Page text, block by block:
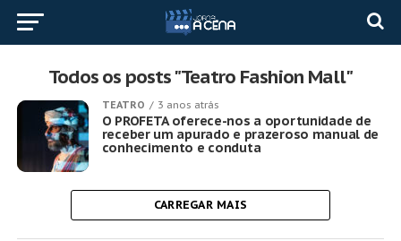
Todos os posts "Teatro Fashion Mall"
TEATRO 3 anos atrás
O PROFETA oferece-nos a oportunidade de
receber um apurado e prazeroso manual de
conhecimento e conduta
CARREGAR MAIS